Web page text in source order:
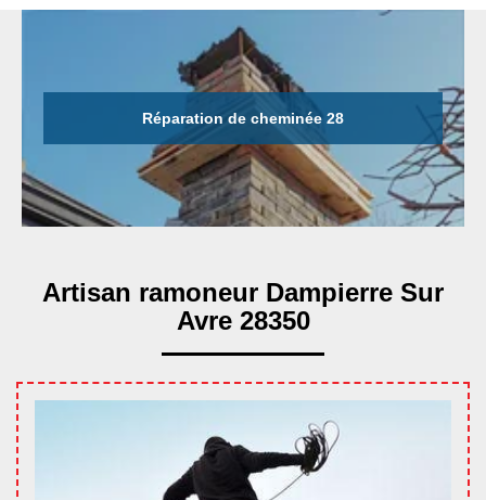
Réparation de cheminée 28
Artisan ramoneur Dampierre Sur
Avre 28350